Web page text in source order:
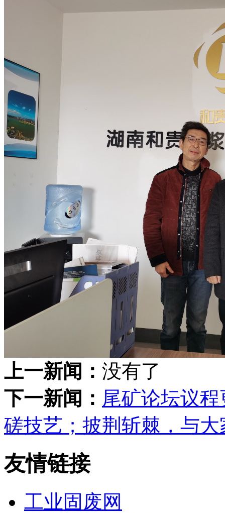
上一新闻： 没有了
下一新闻： 尾矿论坛议
磋技艺；披荆斩棘，与
友情链接
工业固废网